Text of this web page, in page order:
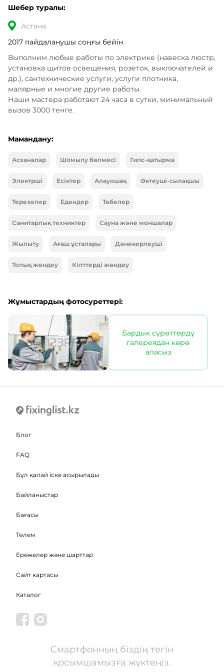
Шебер туралы:
Астана
2017 пайдаланушы соңғы бейін
Выполним любые работы по электрике (навеска люстр,
установка щитов освещения, розеток, выключателей и
др.), сантехнические услуги, услуги плотника,
малярные и многие другие работы.
Наши мастера работают 24 часа в сутки, минимальный
вызов 3000 тенге.
Мамандану:
Асханалар Шомылу бөлмесі Гипс-қатырма
Электрші Есіктер Алауошақ Әктеуші-сылақшы
Терезелер Едендер Төбелер
Санитарлық техниктер Сауна және моншалар
Жылыту Ағаш ұсталары Дәнекерлеуші
Толық жөндеу Кілттерді жөндеу
Жұмыстардың фотосуреттері:
Бардык сүрөттөрдү
галереядан көрө
аласыз
Блог
FAQ
Бұл қалай іске асырылады
Байланыстар
Бағасы
Төлем
Ережелер және шарттар
Сайт картасы
Каталог
Смартфонның біздің тегін
қосымшамызға жүктеңіз.